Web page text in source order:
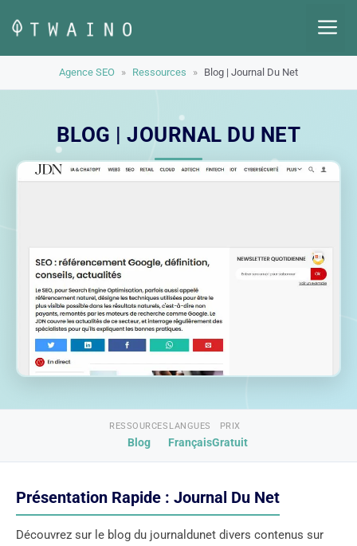
au
contenu
Agence SEO » Ressources » Blog | Journal Du Net
BLOG | JOURNAL DU NET
RESSOURCES
Blog
LANGUES
Français
PRIX
Gratuit
Présentation Rapide : Journal Du Net
Découvrez sur le blog du journaldunet divers contenus sur